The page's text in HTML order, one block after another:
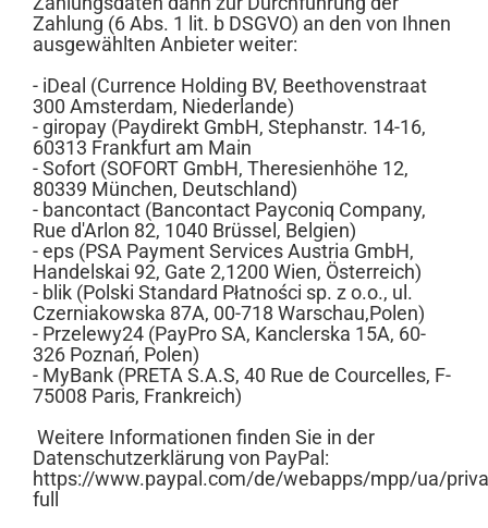
Zahlung (6 Abs. 1 lit. b DSGVO) an den von Ihnen
ausgewählten Anbieter weiter:
- iDeal (Currence Holding BV, Beethovenstraat
300 Amsterdam, Niederlande)
- giropay (Paydirekt GmbH, Stephanstr. 14-16,
60313 Frankfurt am Main
- Sofort (SOFORT GmbH, Theresienhöhe 12,
80339 München, Deutschland)
- bancontact (Bancontact Payconiq Company,
Rue d'Arlon 82, 1040 Brüssel, Belgien)
- eps (PSA Payment Services Austria GmbH,
Handelskai 92, Gate 2,1200 Wien, Österreich)
- blik (Polski Standard Płatności sp. z o.o., ul.
Czerniakowska 87A, 00-718 Warschau,Polen)
- Przelewy24 (PayPro SA, Kanclerska 15A, 60-
326 Poznań, Polen)
- MyBank (PRETA S.A.S, 40 Rue de Courcelles, F-
75008 Paris, Frankreich)
Weitere Informationen finden Sie in der
Datenschutzerklärung von PayPal:
https://www.paypal.com/de/webapps/mpp/ua/
full